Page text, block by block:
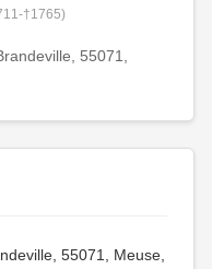
†1765)
55071,
55071, Meuse,